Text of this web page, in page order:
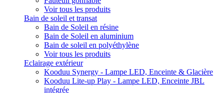
Voir tous les produits
Bain de soleil et transat
Bain de Soleil en résine
Bain de Soleil en aluminium
Bain de soleil en polyéthylène
Voir tous les produits
Eclairage extérieur
Kooduu Synergy - Lampe LED, Enceinte & Glacière
Kooduu Lite-up Play - Lampe LED, Enceinte JBL
intégrée